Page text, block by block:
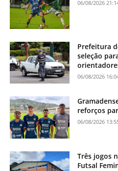
06/08/2026
Prefeitura
seleção
06/08/2026
reforços
06/08/2026
Três jogos
Futsal